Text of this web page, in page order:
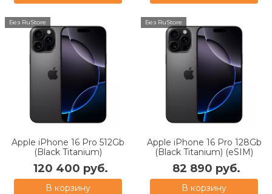
Без RuStore
Apple iPhone 16 Pro 512Gb
(Black Titanium)
120 400 руб.
В корзину
Без RuStore
Apple iPhone 16 Pro 128Gb
(Black Titanium) (eSIM)
82 890 руб.
В корзину